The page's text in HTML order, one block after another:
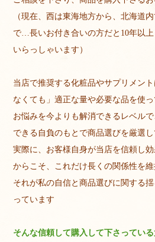
（現在、西は東海地方から、北海道
で…長いお付き合いの方だと10年以
いらっしゃいます）
当店で推奨する化粧品やサプリメン
なくても」適正な量や必要な品を使っ
お悩みを今よりも解消できるレベル
できる自負のもとで商品選びを厳選
実際に、お客様自身が当店を信頼し
からこそ、これだけ長くの関係性を
それが私の自信と商品選びに関する
っています
そんな信頼して購入して下さってい